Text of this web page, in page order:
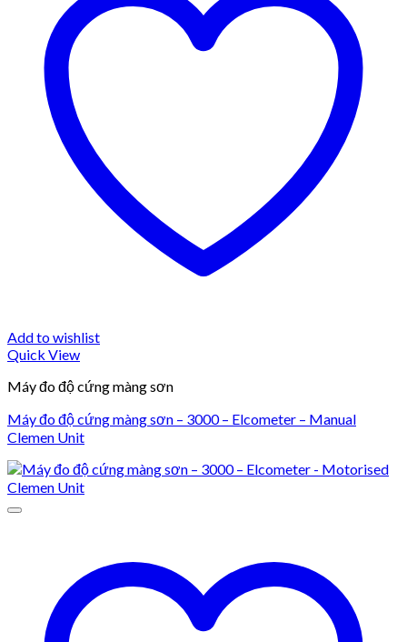
Add to wishlist
Quick View
Máy đo độ cứng màng sơn
Máy đo độ cứng màng sơn – 3000 – Elcometer – Manual
Clemen Unit